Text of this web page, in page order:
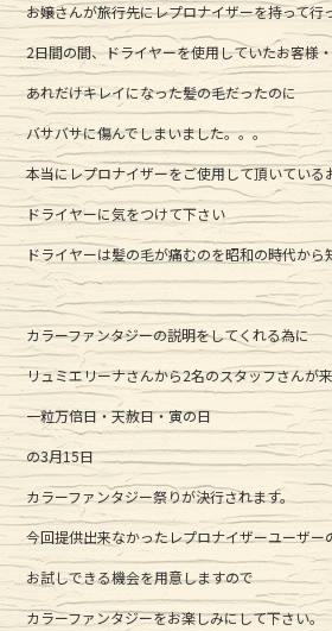
お嬢さんが旅行先にレプロナイザーを持って行
2日間の間、ドライヤーを使用していたお客様
あれだけキレイになった髪の毛だったのに
バサバサに傷んでしまいました。。。
本当にレプロナイザーをご使用して頂いている
ドライヤーに気をつけて下さい
ドライヤーは髪の毛が痛むのを昭和の時代から
カラーファンタジーの説明をしてくれる為に
リュミエリーナさんから2名のスタッフさんが
一粒万倍日・天赦日・寅の日
の3月15日
カラーファンタジー祭りが決行されます。
今回提供出来なかったレプロナイザーユーザー
お試しできる機会を用意しますので
カラーファンタジーをお楽しみにして下さい。